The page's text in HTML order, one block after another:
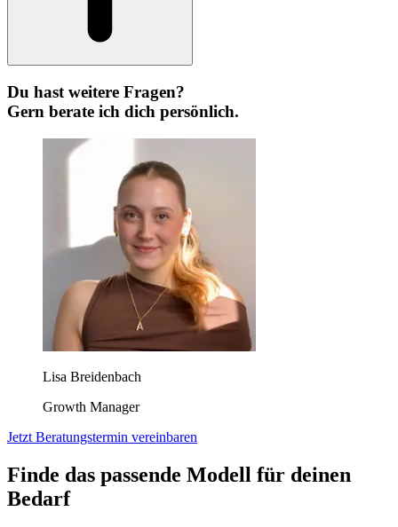
Du hast weitere Fragen?
Gern berate ich dich persönlich.
Lisa Breidenbach
Growth Manager
Jetzt Beratungstermin vereinbaren
Finde das passende Modell für deinen
Bedarf